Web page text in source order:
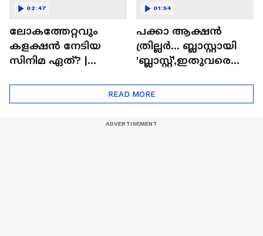
ലോകത്തേറ്റവും
കളക്ഷൻ നേടിയ
സിനിമ ഏത്? |
02:47
പക്കാ ആക്ഷൻ
ത്രില്ലർ... ബ്ലാസ്റ്റായി
'ബ്ലാസ്റ്റ്',ഇതുവരെയു
റിപ്പോർട്ട് പുറത്ത് |
Blast
01:54
READ MORE